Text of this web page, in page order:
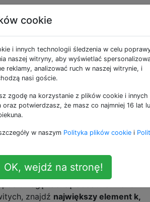
Programowanie
puzzli i Code
Golf
największą
pozycji od n
tego pytania
znajdź największy element k,
cookie
i innych technologii śledzenia w celu
naszej witryny, aby wyświetlać
reklamy, analizować ruch w naszej witrynie, i
nasi goście.
zgodę na korzystanie z plików cookie i innych
oraz potwierdzasz, że masz co najmniej 16 lat
w naszym Polityka plików cookie i
OK, wejdź na stronę!